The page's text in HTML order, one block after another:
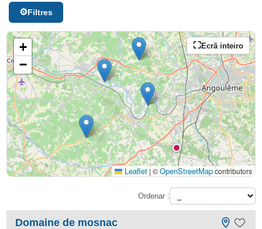
Filtres
Ecrã inteiro
+
−
Leaflet | ©OpenStreetMapcontributors
Ordenar :
Domaine de mosnac